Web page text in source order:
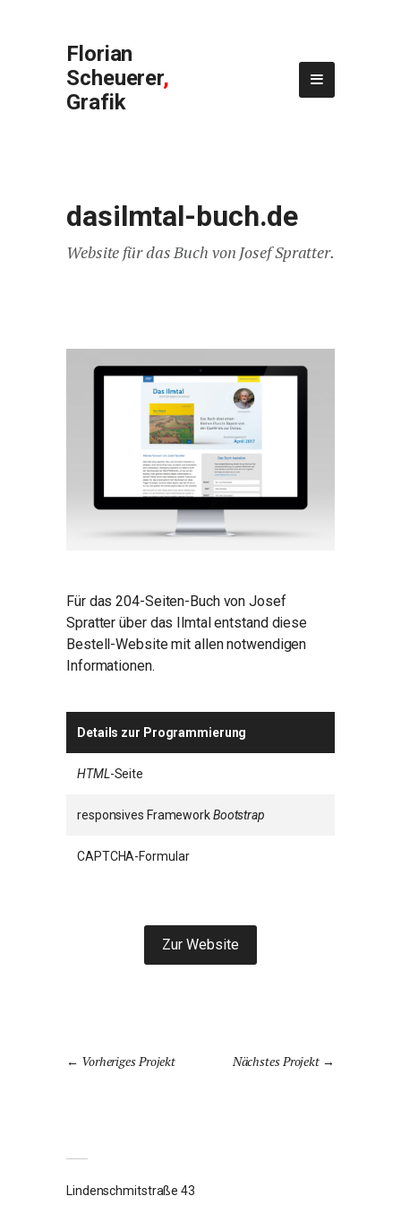
Florian
Scheuerer,
Grafik
dasilmtal-buch.de
Website für das Buch von Josef Spratter.
Für das 204-Seiten-Buch von Josef
Spratter über das Ilmtal entstand diese
Bestell-Website mit allen notwendigen
Informationen.
Details zur Programmierung
HTML-Seite
responsives FrameworkBootstrap
CAPTCHA-Formular
Zur Website
Vorheriges Projekt Nächstes Projekt
Lindenschmitstraße 43